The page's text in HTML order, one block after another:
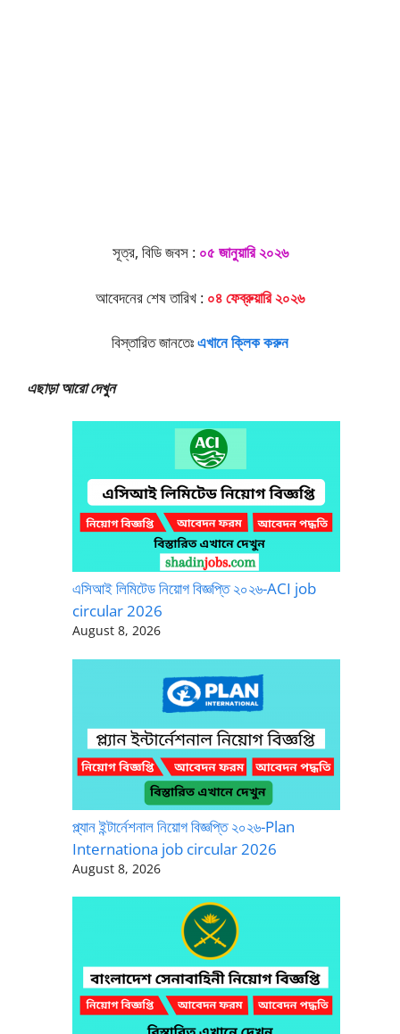
সূত্র, বিডি জবস : ০৫ জানুয়ারি ২০২৬
আবেদনের শেষ তারিখ : ০৪ ফেব্রুয়ারি ২০২৬
বিস্তারিত জানতেঃএখানে ক্লিক করুন
এছাড়া আরো দেখুন
এসিআই লিমিটেড নিয়োগ বিজ্ঞপ্তি ২০২৬-ACI job
circular 2026
August 8, 2026
প্ল্যান ইন্টার্নেশনাল নিয়োগ বিজ্ঞপ্তি ২০২৬-Plan
Internationa job circular 2026
August 8, 2026